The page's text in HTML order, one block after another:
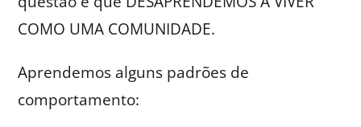
COMO UMA COMUNIDADE.
Aprendemos alguns padrões de
comportamento: